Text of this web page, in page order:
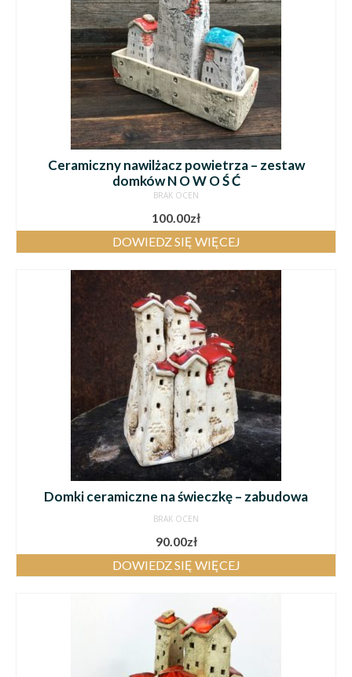
Ceramiczny nawilżacz powietrza – zestaw
domków N O W O Ś Ć
BRAK OCEN
100.00zł
DOWIEDZ SIĘ WIĘCEJ
Domki ceramiczne na świeczkę – zabudowa
BRAK OCEN
90.00zł
DOWIEDZ SIĘ WIĘCEJ